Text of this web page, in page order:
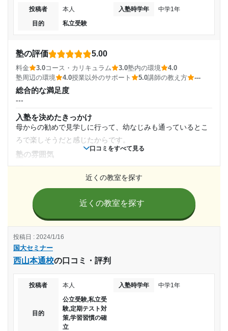
コース・カリキュラム
少人数制なので学校が違う子でも仲良くなりやすく、和気
講師の教え方
何事にも柔軟に対応してくださり、苦手なところの復習やテ
スト対策など助かってます。 また休んだ時の振替なども柔軟
に対応してくださります。
塾内の環境
スペースや、駐車スペースがもう少しあればもっと良いのに
塾周辺の環境
交通量の多いところではないが、車での送り迎えはハザード
授業以外のサポート
(相談・面談、家庭学習のサポート、授業以外のコミュニケーション等)
連絡帳を通してなんでも聞ける、言えるので宿題でわからな
ば柔軟に対応してもらえます。
利用詳細
入塾時の学年
口コミをすべて見る
投稿者 本人 入塾時学年
中学1年
目的
私立受験
塾の評価 5.00
料金 3.0コース・カリキュラム 3.0塾内の環境
4.0
塾周辺の環境
4.0授業以外のサポート 5.0講師の教え方 ---
総合的な満足度
---
入塾を決めたきっかけ
母からの勧めで見学しに行って、幼なじみも通っているとこ
ろで楽しそうだと感じたからです。
塾の雰囲気
母が支払っていたので、意識したこと無かったし、他の塾を
知らないので値段の高いか低いかもいまいちよく分かってな
いです。
当時中学生だったため、よく覚えていないかった上、理解も
していなかったと思います。
講師の教え方
塾内の環境
部屋も扉で区切られていたので、集中しやすい環境が整えら
れていたと思います。しかし、建物の全体的にとても狭い上
に3つの部屋とトイレ、受付が設置されていたため、特に廊下
近くの教室を探す
近くの教室を探す
国大セミナー
西山本通校の口コミ・評判
投稿日 : 2024/1/16
投稿者 本人 入塾時学年 中学1年
目的
公立受験,私立受
験,定期テスト対
策,学習習慣の確
立